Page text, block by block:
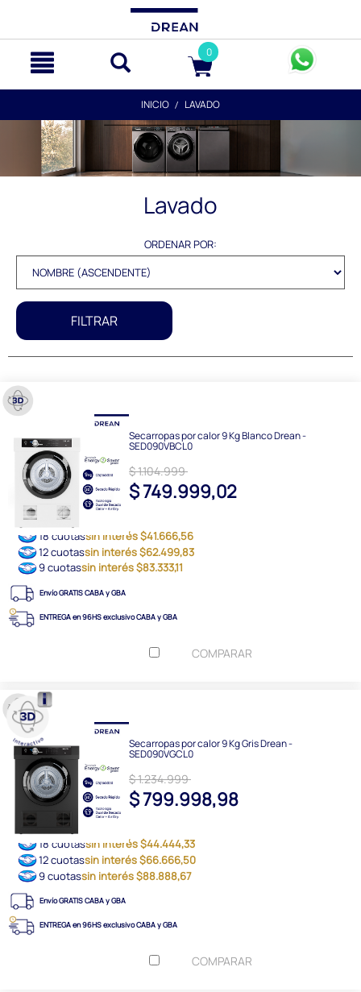
0
INICIO LAVADO
Lavado
ORDENAR POR:
FILTRAR
Secarropas por calor 9 Kg Blanco Drean -
SED090VBCL0
$ 1.104.999
$ 749.999,02
18 cuotassin interés $41.666,56
12 cuotassin interés $62.499,83
9 cuotassin interés $83.333,11
Envío GRATIS CABA y GBA
ENTREGA en 96HS exclusivo CABA y GBA
COMPARAR
Secarropas por calor 9 Kg Gris Drean -
SED090VGCL0
$ 1.234.999
$ 799.998,98
18 cuotassin interés $44.444,33
12 cuotassin interés $66.666,50
9 cuotassin interés $88.888,67
Envío GRATIS CABA y GBA
ENTREGA en 96HS exclusivo CABA y GBA
COMPARAR